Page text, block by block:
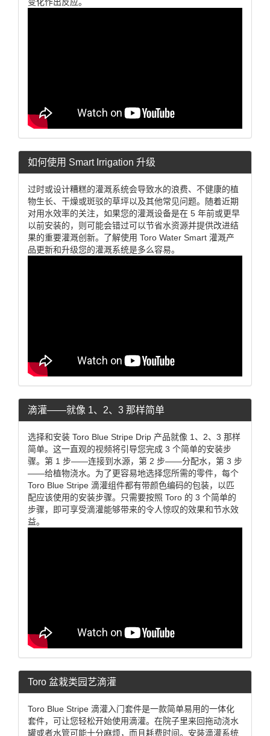
如何使用 Smart Irrigation 升级
过时或设计糟糕的灌溉系统会导致水的浪费、不健康的植
物生长、干燥或斑驳的草坪以及其他常见问题。随着近期
对用水效率的关注，如果您的灌溉设备是在 5 年前或更早
以前安装的，则可能会错过可以节省水资源并提供改进结
果的重要灌溉创新。了解使用 Toro Water Smart 灌溉产
品更新和升级您的灌溉系统是多么容易。
滴灌——就像 1、2、3 那样简单
选择和安装 Toro Blue Stripe Drip 产品就像 1、2、3 那样
简单。这一直观的视频将引导您完成 3 个简单的安装步
骤。第 1 步——连接到水源，第 2 步——分配水，第 3 步
——给植物浇水。为了更容易地选择您所需的零件，每个
Toro Blue Stripe 滴灌组件都有带颜色编码的包装，以匹
配应该使用的安装步骤。只需要按照 Toro 的 3 个简单的
步骤，即可享受滴灌能够带来的令人惊叹的效果和节水效
益。
Toro 盆栽类园艺滴灌
Toro Blue Stripe 滴灌入门套件是一款简单易用的一体化
套件，可让您轻松开始使用滴灌。在院子里来回拖动浇水
罐或者水管可能十分麻烦，而且耗费时间。安装滴灌系统